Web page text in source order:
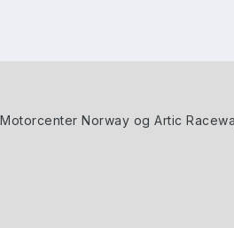
Norway og Artic